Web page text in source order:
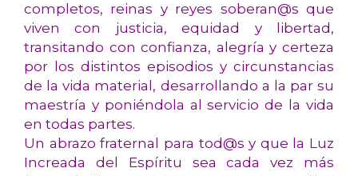
completos, reinas y reyes soberan@s que
viven con justicia, equidad y libertad,
transitando con confianza, alegría y certeza
por los distintos episodios y circunstancias
de la vida material, desarrollando a la par su
maestría y poniéndola al servicio de la vida
en todas partes.
Un abrazo fraternal para tod@s y que la Luz
Increada del Espíritu sea cada vez más